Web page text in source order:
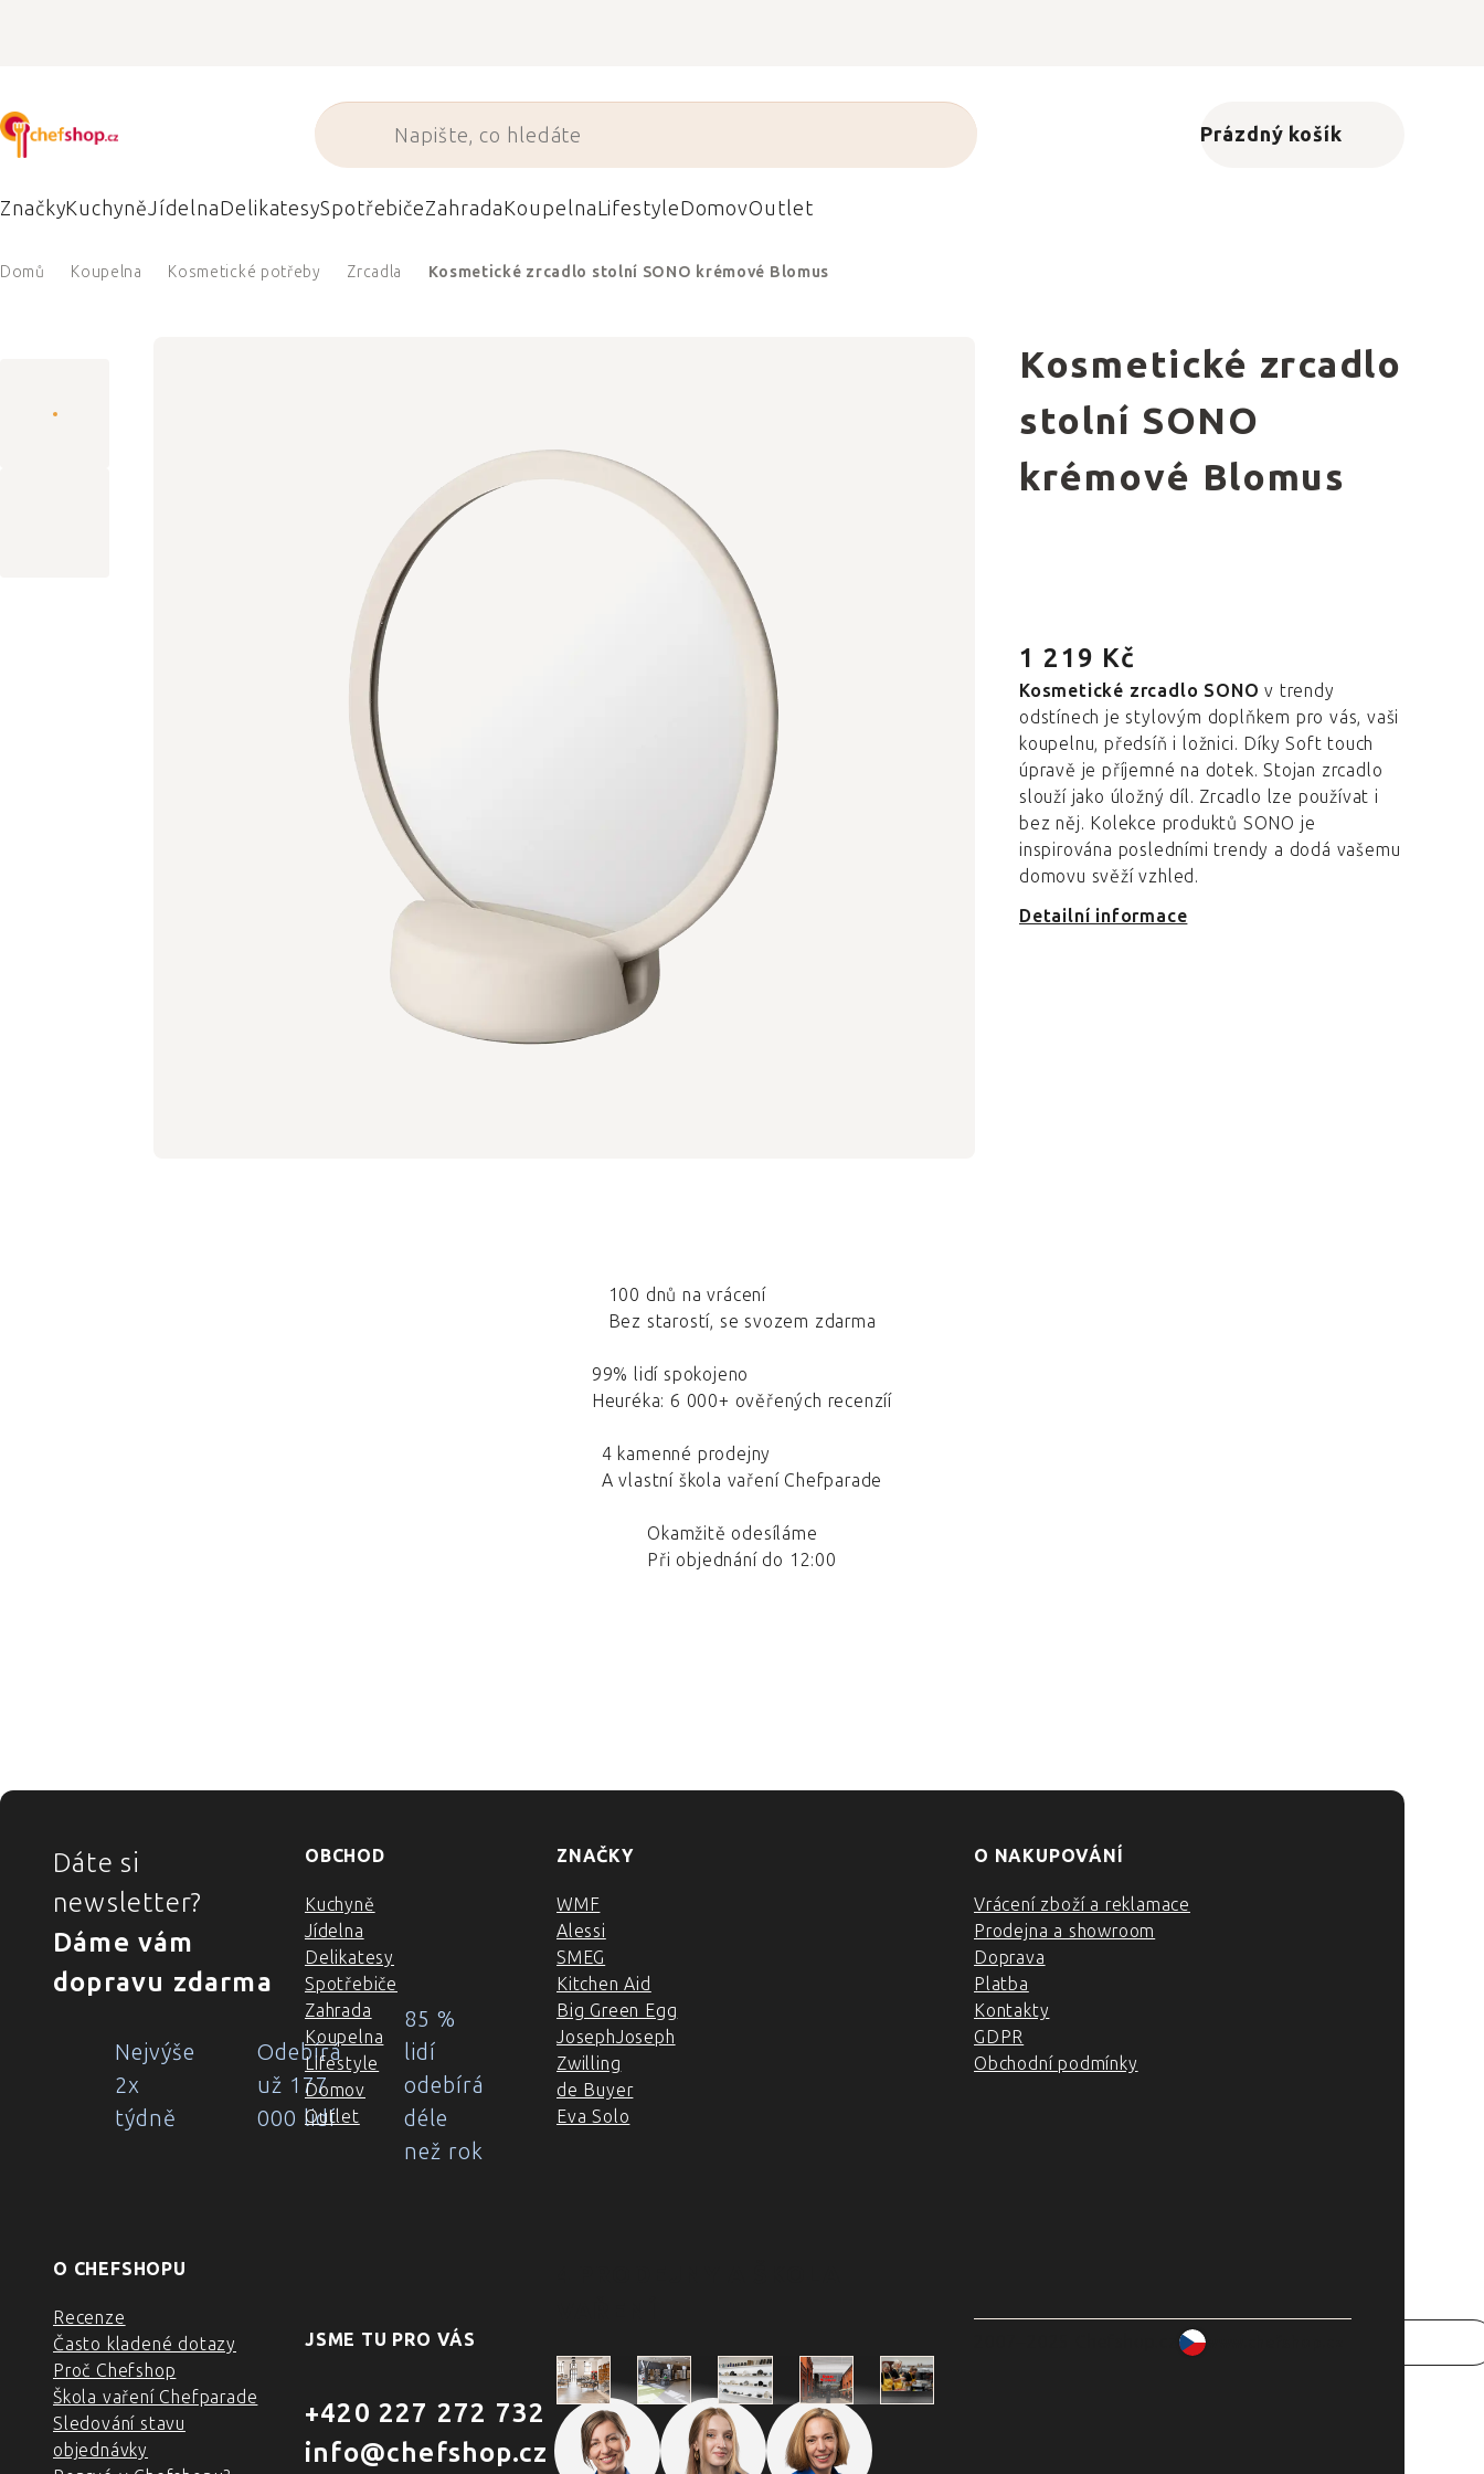
Nákupní košík
Prázdný košík
ZnačkyKuchyněJídelnaDelikatesySpotřebičeZahradaKoupelnaLifestyleDomovOutlet
Domů Koupelna Kosmetické potřeby Zrcadla Kosmetické zrcadlo stolní SONO krémové Blomus
Kosmetické zrcadlo
stolní SONO
krémové Blomus
1 219 Kč
Kosmetické zrcadlo SONOv trendy
odstínech je stylovým doplňkem pro vás, vaši
koupelnu, předsíň i ložnici. Díky Soft touch
úpravě je příjemné na dotek. Stojan zrcadlo
slouží jako úložný díl. Zrcadlo lze používat i
bez něj. Kolekce produktů SONO je
inspirována posledními trendy a dodá vašemu
domovu svěží vzhled.
Detailní informace
100 dnů na vrácení
Bez starostí, se svozem zdarma
99% lidí spokojeno
Heuréka: 6 000+ ověřených recenzíí
4 kamenné prodejny
A vlastní škola vaření Chefparade
Okamžitě odesíláme
Při objednání do 12:00
ZÁPATÍ
Dáte si
newsletter?
Dáme vám
dopravu zdarma
Nejvýše
2x
týdně
Odebírá
už 177
000 lidí
85 %
lidí
odebírá
déle
než rok
OBCHOD
Kuchyně
Jídelna
Delikatesy
Spotřebiče
Zahrada
Koupelna
Lifestyle
Domov
Outlet
ZNAČKY
WMF
Alessi
SMEG
Kitchen Aid
Big Green Egg
JosephJoseph
Zwilling
de Buyer
Eva Solo
O NAKUPOVÁNÍ
Vrácení zboží a reklamace
Prodejna a showroom
Doprava
Platba
Kontakty
GDPR
Obchodní podmínky
O CHEFSHOPU
Recenze
Často kladené dotazy
Proč Chefshop
Škola vaření Chefparade
Sledování stavu
objednávky
JSME TU PRO VÁS
+420 227 272 732
info@chefshop.cz
Praha Praha
Outlet
Brno
www.chefshop.cz